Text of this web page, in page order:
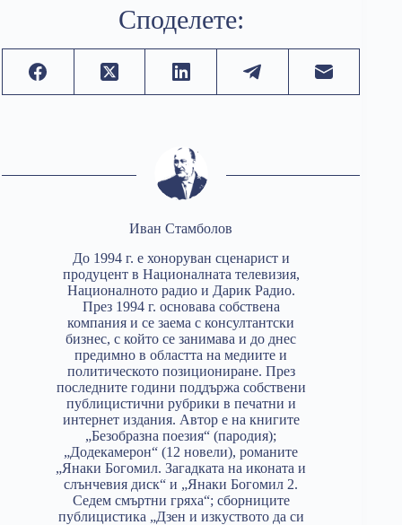
Споделете:
Иван Стамболов
До 1994 г. е хоноруван сценарист и
продуцент в Националната телевизия,
Националното радио и Дарик Радио.
През 1994 г. основава собствена
компания и се заема с консултантски
бизнес, с който се занимава и до днес
предимно в областта на медиите и
политическото позициониране. През
последните години поддържа собствени
публицистични рубрики в печатни и
интернет издания. Автор е на книгите
„Безобразна поезия“ (пародия);
„Додекамерон“ (12 новели), романите
„Янаки Богомил. Загадката на иконата и
слънчевия диск“ и „Янаки Богомил 2.
Седем смъртни гряха“; сборниците
публицистика „Дзен и изкуството да си